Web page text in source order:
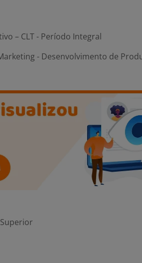
– CLT - Período Integral
- Desenvolvimento de